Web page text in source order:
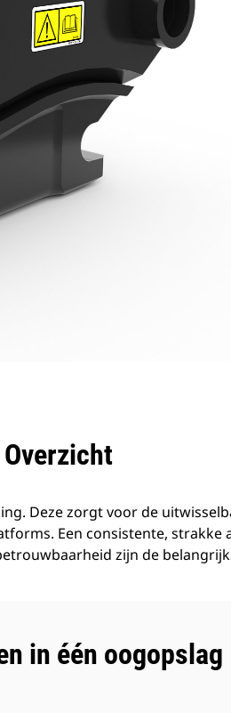
Overzicht
Deze zorgt voor de
Een consistente, strakke
zijn de
in één oogopslag